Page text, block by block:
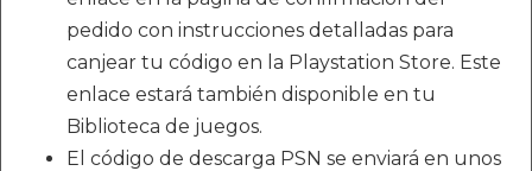
pedido con instrucciones detalladas para
canjear tu código en la Playstation Store. Este
enlace estará también disponible en tu
Biblioteca de juegos.
El código de descarga PSN se enviará en unos